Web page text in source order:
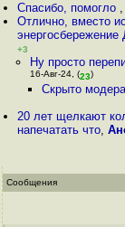
Спасибо, помогло
Отлично, вместо
+3
Ну просто
16-Авг-24, (23)
Скрыто
20 лет щелкают
напечатать что,
Сообщения